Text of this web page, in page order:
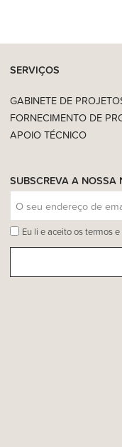
SERVIÇOS
GABINETE DE
FORNECIMENTO DE
APOIO TÉCNICO
SUBSCREVA A NOSSA
Eu li e aceito os termos